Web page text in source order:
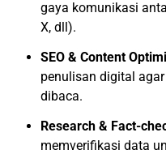
gaya komunikasi
X, dll).
SEO & Content
penulisan digital
dibaca.
Research & Fact-
memverifikasi data